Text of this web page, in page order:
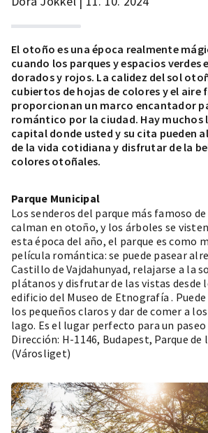
El otoño es una época realmente
cuando los parques y espacios verdes
dorados y rojos. La calidez del sol
cubiertos de hojas de colores y el aire
proporcionan un marco encantador
romántico por la ciudad. Hay muchos
capital donde usted y su cita pueden
de la vida cotidiana y disfrutar de la
colores otoñales.
Parque Municipal
Los senderos del parque más famoso
calman en otoño, y los árboles se
esta época del año, el parque es como
película romántica: se puede pasear
Castillo de Vajdahunyad, relajarse a la
plátanos y disfrutar de las vistas
edificio del Museo de Etnografía .
los pequeños claros y dar de comer a
lago. Es el lugar perfecto para un
Dirección: H-1146, Budapest, Parque de
(Városliget)